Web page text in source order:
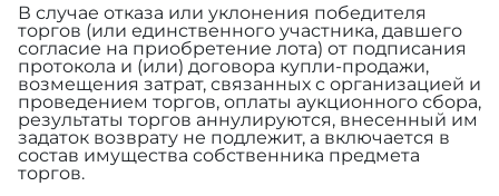
В случае отказа или уклонения победителя
торгов (или единственного участника, давшего
согласие на приобретение лота) от подписания
протокола и (или) договора купли-продажи,
возмещения затрат, связанных с организацией и
проведением торгов, оплаты аукционного сбора,
результаты торгов аннулируются, внесенный им
задаток возврату не подлежит, а включается в
состав имущества собственника предмета
торгов.